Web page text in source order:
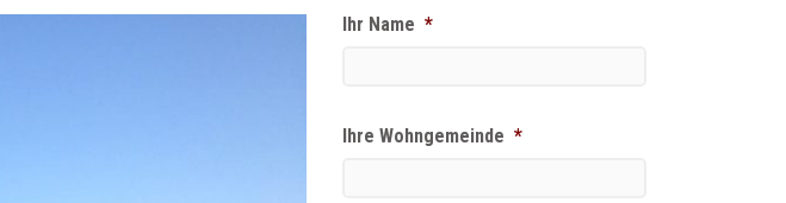
Ihr Name *
Ihre Wohngemeinde *